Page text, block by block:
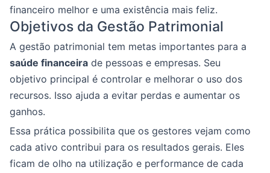
financeiro melhor e uma existência mais feliz.
Objetivos da Gestão Patrimonial
A gestão patrimonial tem metas importantes para a
saúde financeira de pessoas e empresas. Seu
objetivo principal é controlar e melhorar o uso dos
recursos. Isso ajuda a evitar perdas e aumentar os
ganhos.
Essa prática possibilita que os gestores vejam como
cada ativo contribui para os resultados gerais. Eles
ficam de olho na utilização e performance de cada